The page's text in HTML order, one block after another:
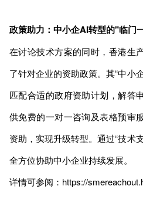
政策助力：中小企AI转型的"临门
在讨论技术方案的同时，香港生
了针对企业的资助政策。其“中小
匹配合适的政府资助计划，解答
供免费的一对一咨询及表格预审
资助，实现升级转型。通过“技术
全方位协助中小企业持续发展。
详情可参阅：https://